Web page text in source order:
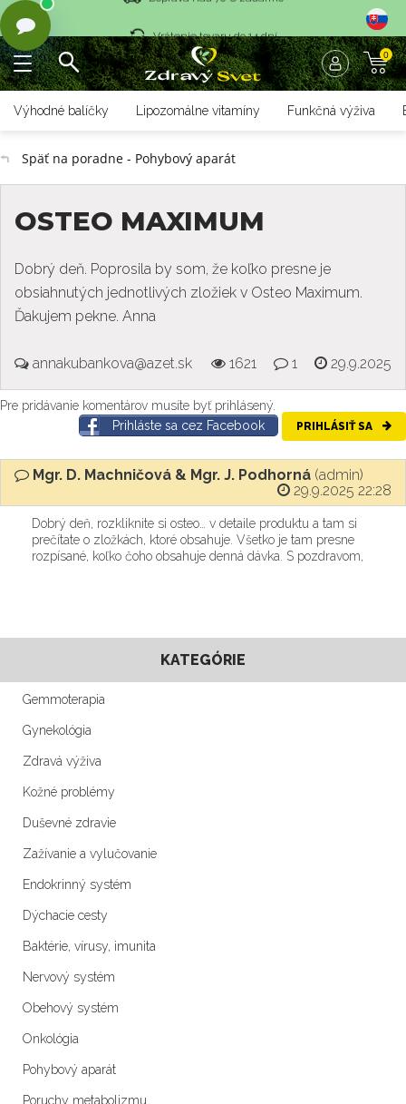
Rýchle dodanie <36 hod 0
Výhodné balíčky Lipozomálne vitamíny Funkčná výživa
Späť na poradne - Pohybový aparát
OSTEO MAXIMUM
Dobrý deň. Poprosila by som, že koľko presne je
obsiahnutých jednotlivých zložiek v Osteo Maximum.
Ďakujem pekne. Anna
annakubankova@azet.sk 1621 1 29.9.2025
Pre pridávanie komentárov musíte byť prihlásený.
Prihláste sa cez Facebook
PRIHLÁSIŤ SA
Mgr. D. Machničová & Mgr. J. Podhorná (admin)
29.9.2025 22:28
Dobrý deň, rozkliknite si osteo… v detaile produktu a tam si
prečítate o zložkách, ktoré obsahuje. Všetko je tam presne
rozpísané, koľko čoho obsahuje denná dávka. S pozdravom,
KATEGÓRIE
Gemmoterapia
Gynekológia
Zdravá výživa
Kožné problémy
Duševné zdravie
Zažívanie a vylučovanie
Endokrinný systém
Dýchacie cesty
Baktérie, vírusy, imunita
Nervový systém
Obehový systém
Onkológia
Pohybový aparát
Poruchy metabolizmu